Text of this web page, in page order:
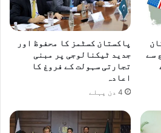
سے
پاکستان کسٹمز کا محفوظ اور
جدید ٹیکنالوجی پر مبنی
تجارتی سہولت کے فروغ کا
اعادہ
4 دن پہلے